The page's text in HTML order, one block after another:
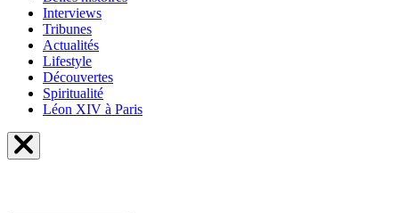
Interviews
Tribunes
Actualités
Lifestyle
Découvertes
Spiritualité
Léon XIV à Paris